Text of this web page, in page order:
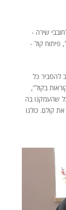
שירה -
, פיתוח קול -
להסביר כל
בקול”,
שהעמקנו בה
קולם. כולנו